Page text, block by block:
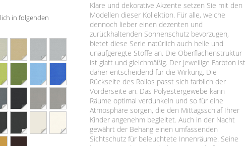
in folgenden
Klare und dekorative Akzente setzen Sie mit den
Modellen dieser Kollektion. Für alle, welche
dennoch lieber einen dezenten und
zurückhaltenden Sonnenschutz bevorzugen,
bietet diese Serie natürlich auch helle und
unaufgeregte Stoffe an. Die Oberflächenstruktur
ist glatt und gleichmäßig. Der jeweilige Farbton ist
daher entscheidend für die Wirkung. Die
Rückseite des Rollos passt sich farblich der
Vorderseite an. Das Polyestergewebe kann
Räume optimal verdunkeln und so für eine
Atmosphäre sorgen, die den Mittagsschlaf Ihrer
Kinder angenehm begleitet. Auch in der Nacht
gewährt der Behang einen umfassenden
Sichtschutz für beleuchtete Innenräume. Seine